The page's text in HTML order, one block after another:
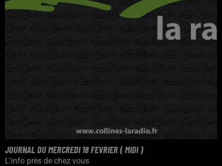
JOURNAL DU MERCREDI 18 FEVRIER ( MIDI )
L'info près de chez vous